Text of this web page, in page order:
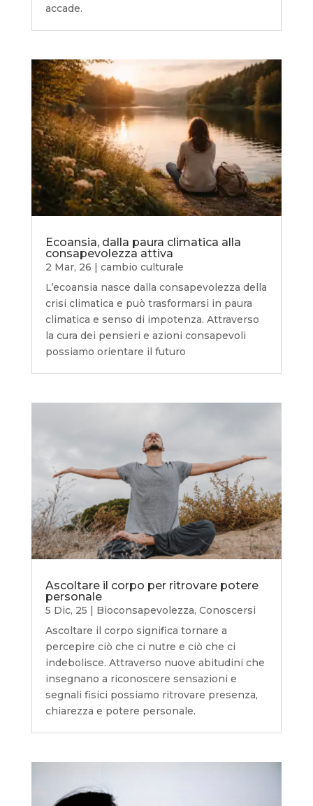
accade.
Ecoansia, dalla paura climatica alla
consapevolezza attiva
2 Mar, 26 | cambio culturale
L’ecoansia nasce dalla consapevolezza della
crisi climatica e può trasformarsi in paura
climatica e senso di impotenza. Attraverso
la cura dei pensieri e azioni consapevoli
possiamo orientare il futuro
Ascoltare il corpo per ritrovare potere
personale
5 Dic, 25 | Bioconsapevolezza, Conoscersi
Ascoltare il corpo significa tornare a
percepire ciò che ci nutre e ciò che ci
indebolisce. Attraverso nuove abitudini che
insegnano a riconoscere sensazioni e
segnali fisici possiamo ritrovare presenza,
chiarezza e potere personale.